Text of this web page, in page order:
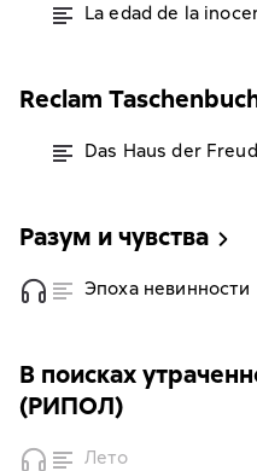
La edad de la
Reclam
Das Haus der
Разум и чувства
Эпоха невинности
В поисках
(РИПОЛ)
Лето